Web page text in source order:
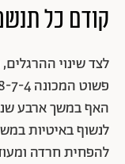
קודם כל
לצד שינוי
האף במשך ארבע
לנשוף באיטיות
להפחית חרדה